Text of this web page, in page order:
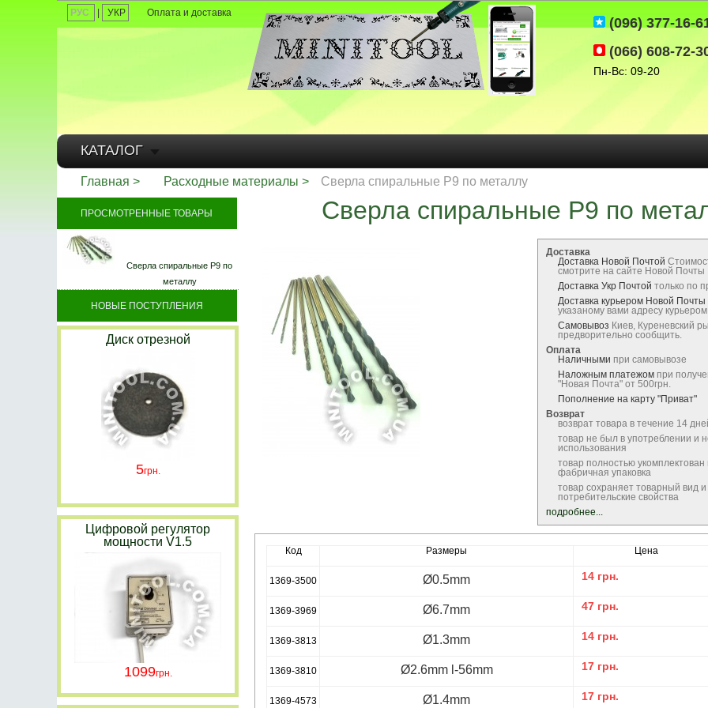
РУС УКР Оплата и доставка
(096) 377-16-
(066) 608-72-
Пн-Вс: 09-20
КАТАЛОГ
Главная Расходные материалы Сверла спиральные Р9 по металлу
Сверла спиральные Р9 по
Доставка
Доставка Новой Почтой
смотрите на сайте Новой Почты
Доставка Укр Почтой только по
Доставка курьером Новой Почты
указаному вами адресу
Самовывоз Киев, Куреневский
предворительно сообщить.
Оплата
Наличными при самовывозе
Наложным платежом при
"Новая Почта" от 500грн.
Пополнение на карту "Приват"
Возврат
возврат товара в течение 14
товар не был в употреблении и
использования
товар полностью
фабричная упаковка
товар сохраняет товарный вид и
потребительские свойства
подробнее...
Код Размеры Цена
1369-3500 Ø0.5mm 14 грн.
1369-3969 Ø6.7mm 47 грн.
1369-3813 Ø1.3mm 14 грн.
1369-3810 Ø2.6mm l-56mm 17 грн.
1369-4573 Ø1.4mm 17 грн.
ПРОСМОТРЕННЫЕ ТОВАРЫ
Сверла спиральные Р9 по
металлу
НОВЫЕ ПОСТУПЛЕНИЯ
Диск отрезной
5
Цифровой регулятор
мощности V1.5
1099